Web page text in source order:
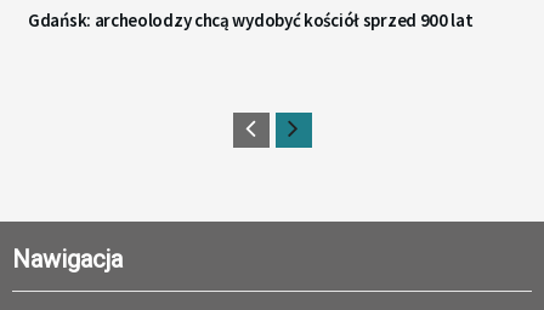
Gdańsk: archeolodzy chcą wydobyć kościół sprzed 900 lat
Nawigacja